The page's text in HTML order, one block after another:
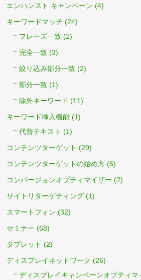
エンハンスト キャンペーン (4)
キーワードマッチ (24)
フレーズ一致 (2)
完全一致 (3)
絞り込み部分一致 (2)
部分一致 (1)
除外キーワード (11)
キーワード挿入機能 (1)
代替テキスト (1)
コンテンツターゲット (29)
コンテンツターゲットの始め方 (6)
コンバージョンオプティマイザー (2)
サイトリターゲティング (1)
スマートフォン (32)
セミナー (68)
タブレット (2)
ディスプレイネットワーク (26)
ディスプレイキャンペーンオプティマ